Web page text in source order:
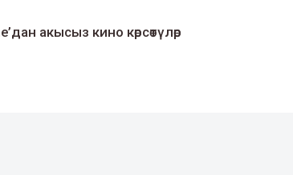
акысыз кино көрсөтүлөр